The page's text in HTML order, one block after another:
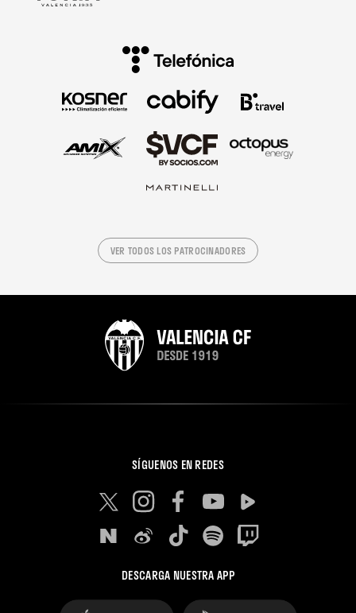
VER TODOS LOS PATROCINADORES
SÍGUENOS EN REDES
DESCARGA NUESTRA APP